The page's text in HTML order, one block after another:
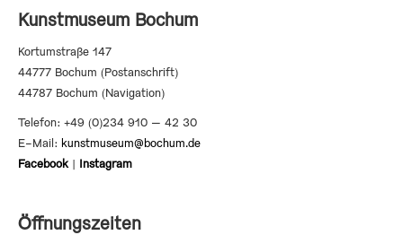
Kunstmuseum Bochum
Kortumstraße 147
44777 Bochum (Postanschrift)
44787 Bochum (Navigation)
Telefon: +49 (0)234 910 – 42 30
E-Mail: kunstmuseum@bochum.de
Facebook| Instagram
Öffnungszeiten